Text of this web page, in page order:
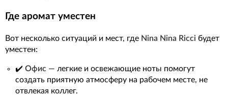
Где аромат уместен
Вот несколько ситуаций и мест, где Nina Nina Ricci будет
уместен:
✔️ Офис — легкие и освежающие ноты помогут
создать приятную атмосферу на рабочем месте, не
отвлекая коллег.